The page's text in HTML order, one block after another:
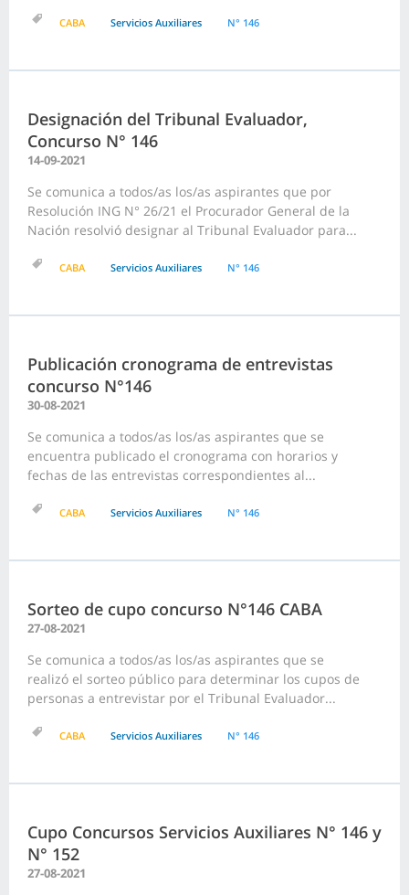
CABA Servicios Auxiliares N° 146
Designación del Tribunal Evaluador,
Concurso N° 146
14-09-2021
Se comunica a todos/as los/as aspirantes que por
Resolución ING N° 26/21 el Procurador General de la
Nación resolvió designar al Tribunal Evaluador para...
CABA Servicios Auxiliares N° 146
Publicación cronograma de entrevistas
concurso N°146
30-08-2021
Se comunica a todos/as los/as aspirantes que se
encuentra publicado el cronograma con horarios y
fechas de las entrevistas correspondientes al...
CABA Servicios Auxiliares N° 146
Sorteo de cupo concurso N°146 CABA
27-08-2021
Se comunica a todos/as los/as aspirantes que se
realizó el sorteo público para determinar los cupos de
personas a entrevistar por el Tribunal Evaluador...
CABA Servicios Auxiliares N° 146
Cupo Concursos Servicios Auxiliares N° 146 y
N° 152
27-08-2021